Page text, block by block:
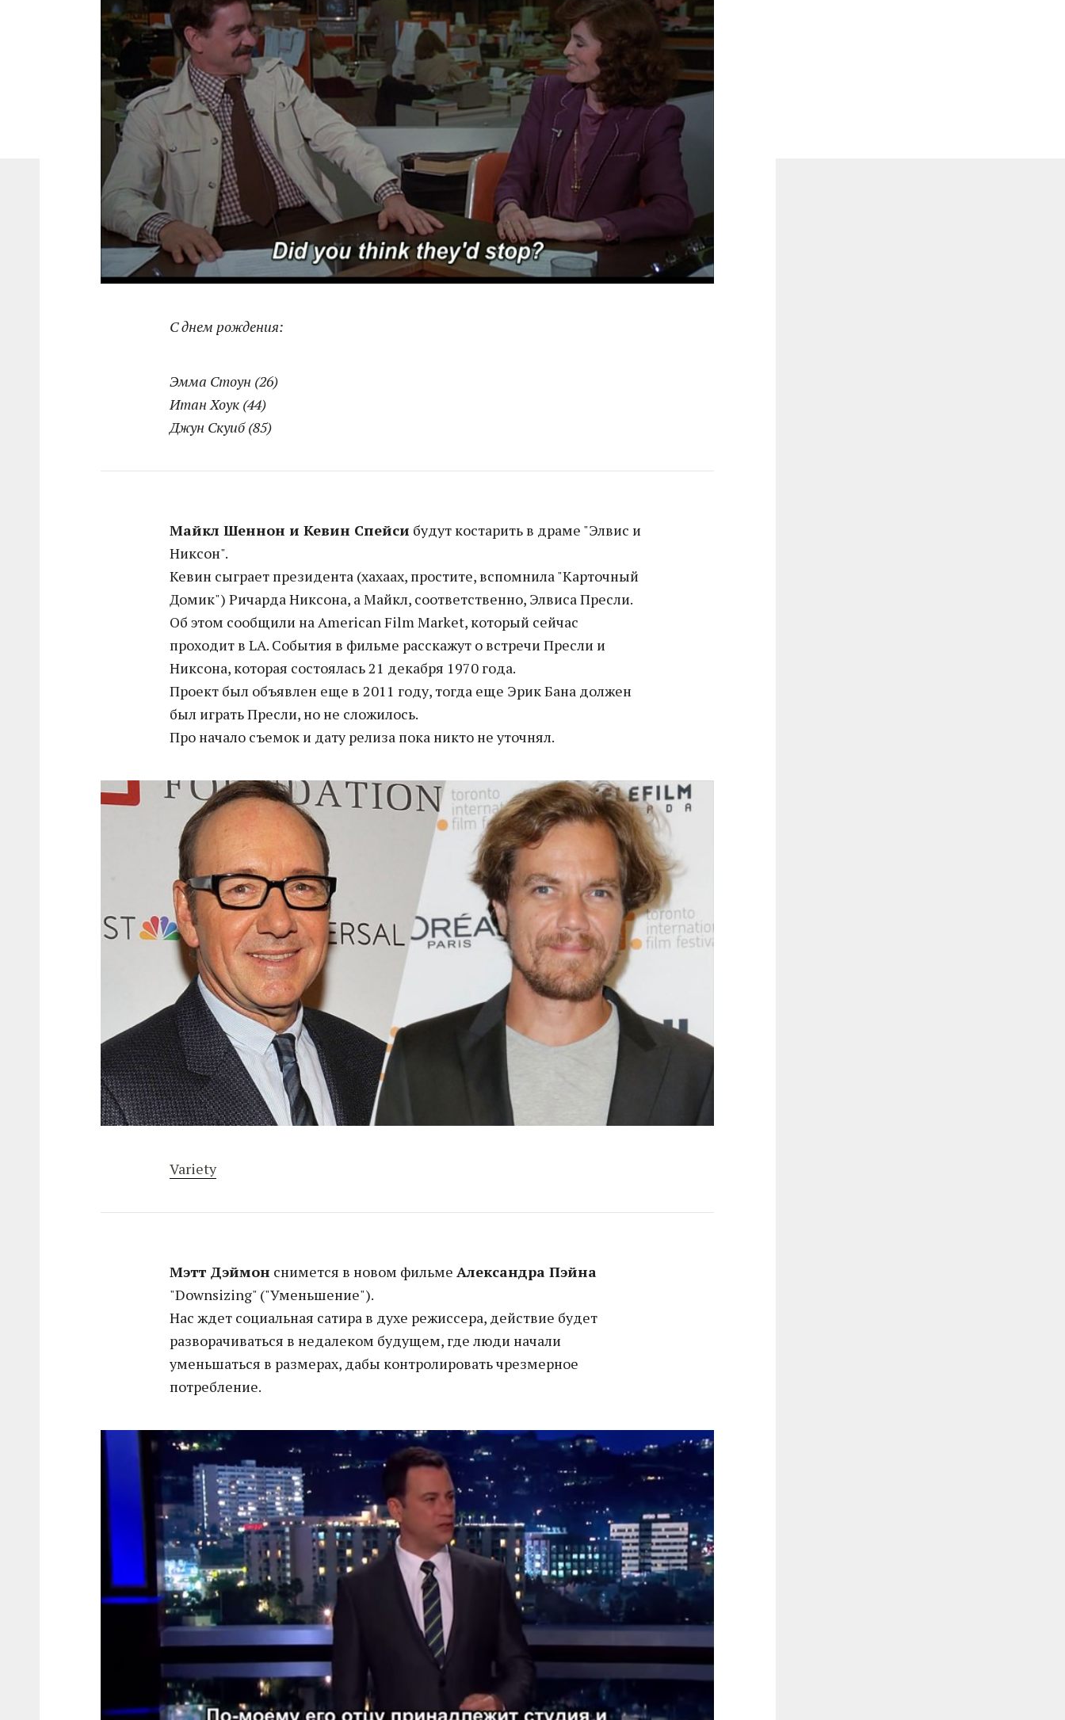
С днем рождения:
Эмма Стоун (26)
Итан Хоук (44)
Джун Скуиб (85)
Майкл Шеннон и Кевин Спейси будут костарить в драме "Элвис и
Никсон".
Кевин сыграет президента (хахаах, простите, вспомнила "Карточный
Домик") Ричарда Никсона, а Майкл, соответственно, Элвиса Пресли.
Об этом сообщили на American Film Market, который сейчас
проходит в LA. События в фильме расскажут о встречи Пресли и
Никсона, которая состоялась 21 декабря 1970 года.
Проект был объявлен еще в 2011 году, тогда еще Эрик Бана должен
был играть Пресли, но не сложилось.
Про начало съемок и дату релиза пока никто не уточнял.
Variety
Мэтт Дэймон снимется в новом фильмеАлександра Пэйна
"Downsizing" ("Уменьшение").
Нас ждет социальная сатира в духе режиссера, действие будет
разворачиваться в недалеком будущем, где люди начали
уменьшаться в размерах, дабы контролировать чрезмерное
потребление.